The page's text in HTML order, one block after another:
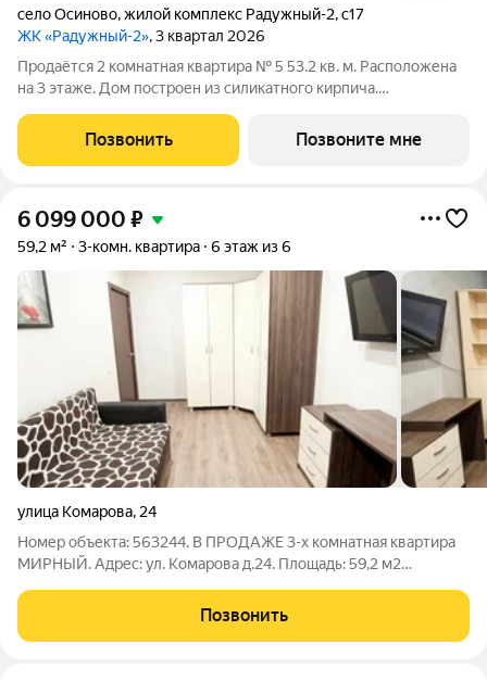
село Осиново,жилой комплекс Радужный-2,с17
ЖК «Радужный-2», 3 квартал 2026
Продаётся 2 комнатная квартира № 5 53.2 кв. м. Расположена
на 3 этаже. Дом построен из силикатного кирпича.
территории Осиновского сельского поселения
Зеленодольского района РТ, рядом с поселком
Позвонить Позвоните мне
6 099 000 ₽
59,2 м² 3-комн. квартира 6 этаж из 6
улица Комарова, 24
Номер объекта: 563244. В ПРОДАЖЕ 3-х комнатная квартира
МИРНЫЙ. Адрес: ул. Комарова д.24. Площадь: 59,2 м2
планировка (распашонка), все комнаты правильной формы.
Пластиковые окна во всей
Позвонить